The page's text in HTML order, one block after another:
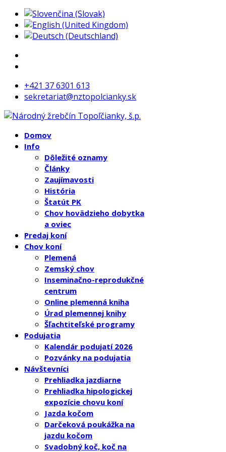
+421 37 6301 613
sekretariat@nztopolcianky.sk
Domov
Info
Dôležité oznamy
Články
Zaujímavosti
História
Štatút PK
Chov hovädzieho dobytka
a oviec
Predaj koní
Chov koní
Plemená
Zemský chov
Inseminačno-reprodukčné
centrum
Online plemenná kniha
Úrad plemennej knihy
Šľachtiteľské programy
Podujatia
Kalendár podujatí 2026
Pozvánky na podujatia
Návštevníci
Prehliadka jazdiarne
Prehliadka hipologickej
expozície chovu koní
Jazda kočom
Darčeková poukážka na
jazdu kočom
Svadobný koč, koč na